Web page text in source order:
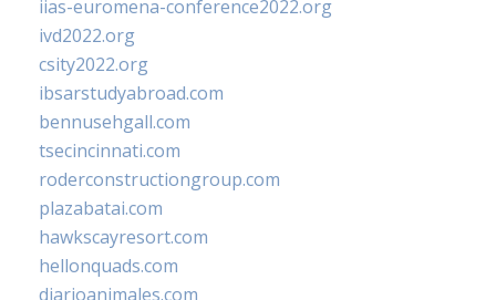
iias-euromena-conference2022.org
ivd2022.org
csity2022.org
ibsarstudyabroad.com
bennusehgall.com
tsecincinnati.com
roderconstructiongroup.com
plazabatai.com
hawkscayresort.com
hellonquads.com
diarioanimales.com